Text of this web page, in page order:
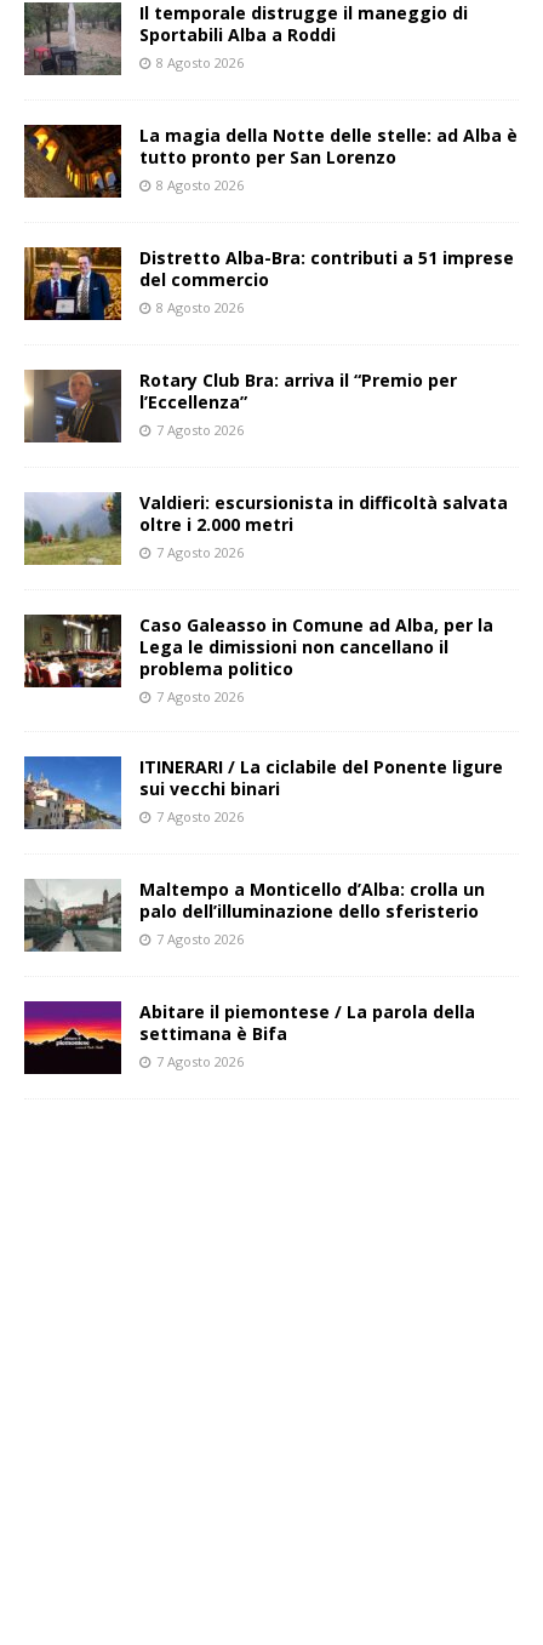
Il temporale distrugge il maneggio di
Sportabili Alba a Roddi
8 Agosto 2026
La magia della Notte delle stelle: ad Alba è
tutto pronto per San Lorenzo
8 Agosto 2026
Distretto Alba-Bra: contributi a 51 imprese
del commercio
8 Agosto 2026
Rotary Club Bra: arriva il “Premio per
l’Eccellenza”
7 Agosto 2026
Valdieri: escursionista in difficoltà salvata
oltre i 2.000 metri
7 Agosto 2026
Caso Galeasso in Comune ad Alba, per la
Lega le dimissioni non cancellano il
problema politico
7 Agosto 2026
ITINERARI / La ciclabile del Ponente ligure
sui vecchi binari
7 Agosto 2026
Maltempo a Monticello d’Alba: crolla un
palo dell’illuminazione dello sferisterio
7 Agosto 2026
Abitare il piemontese / La parola della
settimana è Bifa
7 Agosto 2026